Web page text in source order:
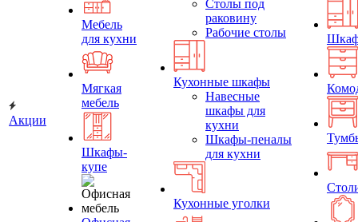
Акции
Мебель
для кухни
Мягкая
мебель
Шкафы-
купе
Столы под
раковину
Рабочие столы
Кухонные шкафы
Навесные
шкафы для
кухни
Шкафы-пеналы
для кухни
Кухонные уголки